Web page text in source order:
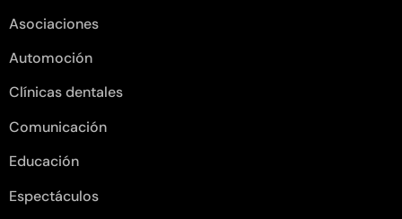
Asociaciones
Automoción
Clínicas dentales
Comunicación
Educación
Espectáculos